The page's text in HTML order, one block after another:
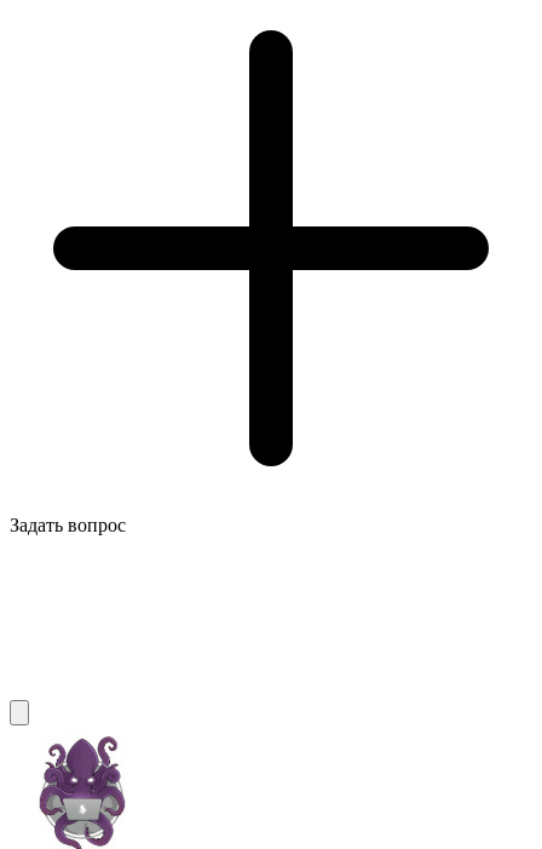
Задать вопрос